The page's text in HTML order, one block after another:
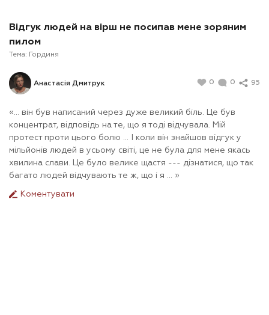
Відгук людей на вірш не посипав мене зоряним
пилом
Тема: Гординя
Анастасія Дмитрук 0 0 95
«... він був написаний через дуже великий біль. Це був
концентрат, відповідь на те, що я тоді відчувала. Мій
протест проти цього болю ... І коли він знайшов відгук у
мільйонів людей в усьому світі, це не була для мене якась
хвилина слави. Це було велике щастя --- дізнатися, що так
багато людей відчувають те ж, що і я ... »
Коментувати